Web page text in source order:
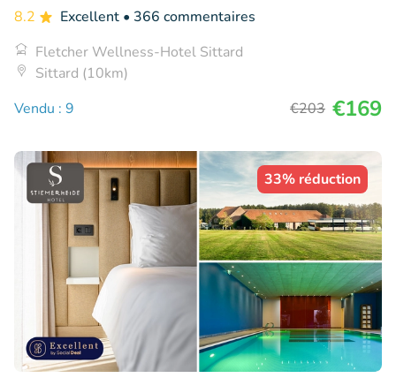
8.2 Excellent • 366 commentaires
Fletcher Wellness-Hotel Sittard
Sittard (10km)
Vendu : 9
€203 €169
33% réduction